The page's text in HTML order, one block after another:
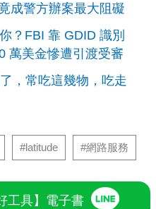
成警方辦案最大阻礙
？FBI 靠 GDID 識別
萬美金慘遭引渡受審
，常吃這幾物，吃走
#latitude #網路服務
工具】電子書